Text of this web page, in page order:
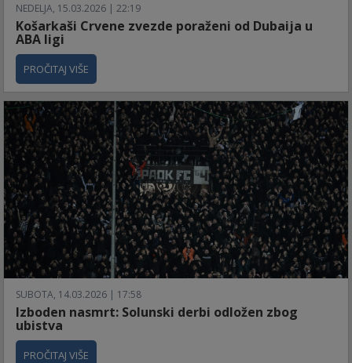
NEDELJA, 15.03.2026 | 22:19
Košarkaši Crvene zvezde poraženi od Dubaija u
ABA ligi
PROČITAJ VIŠE
SUBOTA, 14.03.2026 | 17:58
Izboden nasmrt: Solunski derbi odložen zbog
ubistva
PROČITAJ VIŠE